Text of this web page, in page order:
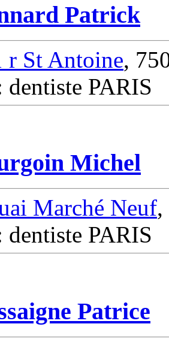
Patrick
r St Antoine,
dentiste PARIS
Michel
Marché Neuf,
dentiste PARIS
Patrice